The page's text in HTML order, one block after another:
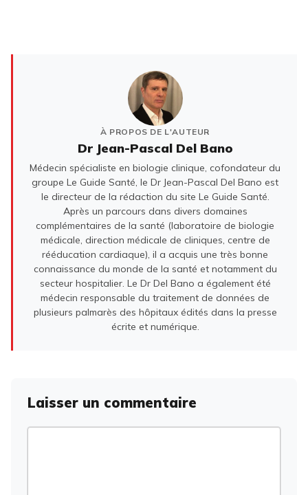
À PROPOS DE L'AUTEUR
Dr Jean-Pascal Del Bano
Médecin spécialiste en biologie clinique, cofondateur du
groupe Le Guide Santé, le Dr Jean-Pascal Del Bano est
le directeur de la rédaction du site Le Guide Santé.
Après un parcours dans divers domaines
complémentaires de la santé (laboratoire de biologie
médicale, direction médicale de cliniques, centre de
rééducation cardiaque), il a acquis une très bonne
connaissance du monde de la santé et notamment du
secteur hospitalier. Le Dr Del Bano a également été
médecin responsable du traitement de données de
plusieurs palmarès des hôpitaux édités dans la presse
écrite et numérique.
Laisser un commentaire